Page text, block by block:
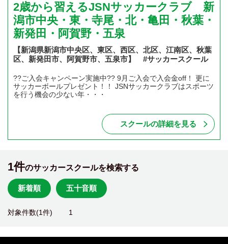
2歳から習えるJSNサッカークラブ 新
潟市中央・東・寺尾・北・亀田・秋葉・
新発田・阿賀野・五泉
【新潟県新潟市中央区、東区、西区、北区、江南区、秋葉
区、新発田市、阿賀野市、五泉市】 #サッカースクール
??ご入会キャンペーン実施中?? 9月ご入会で入会金off！ 更に
サッカーボールプレゼント！！ JSNサッカークラブはスポーツ
を行う機会の少ない年・・・
スクールの詳細を見る
1件のサッカースクールを検索する
新着順 五十音順
対象件数(1件) 1